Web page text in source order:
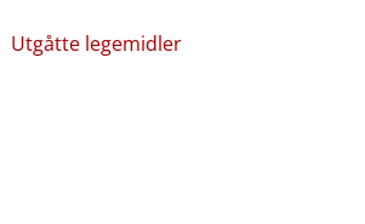
Utgåtte legemidler